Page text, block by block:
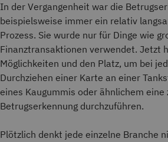
In der Vergangenheit war die
beispielsweise immer ein relativ
Prozess. Sie wurde nur für Dinge wie
Finanztransaktionen verwendet. Jetzt
Möglichkeiten und den Platz, um bei
Durchziehen einer Karte an einer
eines Kaugummis oder ähnlichem eine
Betrugserkennung durchzuführen.
Plötzlich denkt jede einzelne Branche